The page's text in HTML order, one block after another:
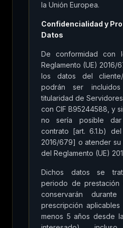
la Unión Europea.
Confidencialidad y
Datos
De conformidad con
Reglamento (UE) 2016/
los datos del
podrán ser
titularidad de Servidores
con CIF B95244588, y
no sería posible dar
contrato [art. 6.1.b) del
2016/679] o atender su
del Reglamento (UE)
Dichos datos se
periodo de
conservarán
prescripción
menos 5 años desde